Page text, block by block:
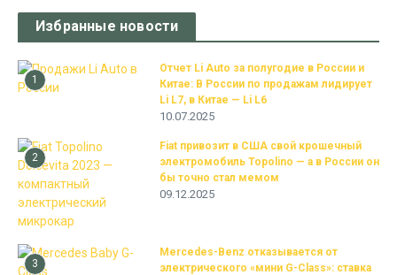
Избранные новости
1
Отчет Li Auto за полугодие в России и
Китае: В России по продажам лидирует
Li L7, в Китае — Li L6
10.07.2025
2
Fiat привозит в США свой крошечный
электромобиль Topolino — а в России он
бы точно стал мемом
09.12.2025
3
Mercedes-Benz отказывается от
электрического «мини G-Class»: ставка